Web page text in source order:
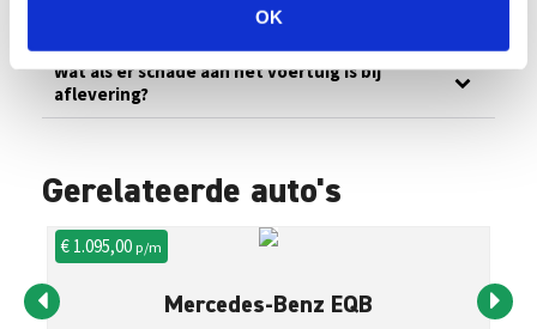
OK
Hoeveel bedraagt het eigen risico?
Wat als er schade aan het voertuig is bij
aflevering?
Gerelateerde auto's
€ 1.095,00p/m
Mercedes-Benz EQB